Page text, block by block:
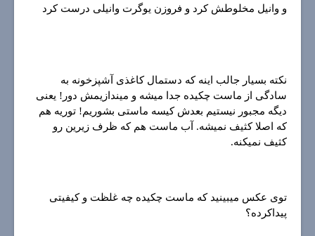
و وانیل مخلوطش کرد و فروزن یوگرت وانیلی درست کرد
نکته بسیار جالب اینه که دستمال کاغذی آشپزخونه به
سادگی از ماست چکیده جدا میشه و میندازیمش دور! یعنی
دیگه مجبور نیستیم بعدش کیسه ماستی بشوریم! توریه هم
که اصلا کثیف نمیشه. آب ماست هم که ظرف زیرین رو
کثیف نمیکنه.
توی عکس میبینید که ماست چکیده چه غلظت و کیفیتی
پیداکرده؟